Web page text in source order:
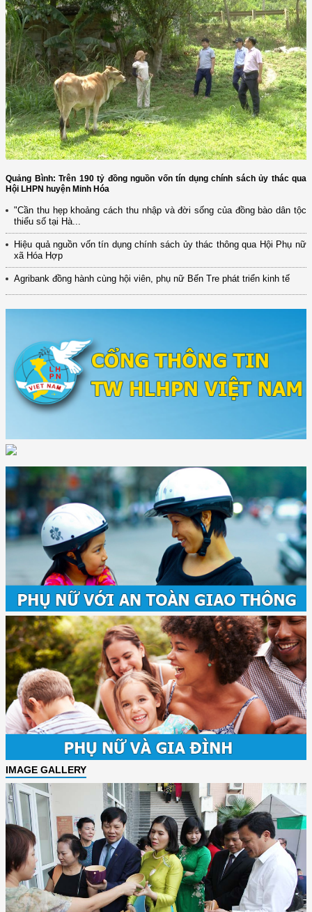
Quảng Bình: Trên 190 tỷ đồng nguồn vốn tín dụng chính sách ủy thác qua
Hội LHPN huyện Minh Hóa
"Cần thu hẹp khoảng cách thu nhập và đời sống của đồng bào dân tộc
thiểu số tại Hà...
Hiệu quả nguồn vốn tín dụng chính sách ủy thác thông qua Hội Phụ nữ
xã Hóa Hợp
Agribank đồng hành cùng hội viên, phụ nữ Bến Tre phát triển kinh tế
IMAGE GALLERY